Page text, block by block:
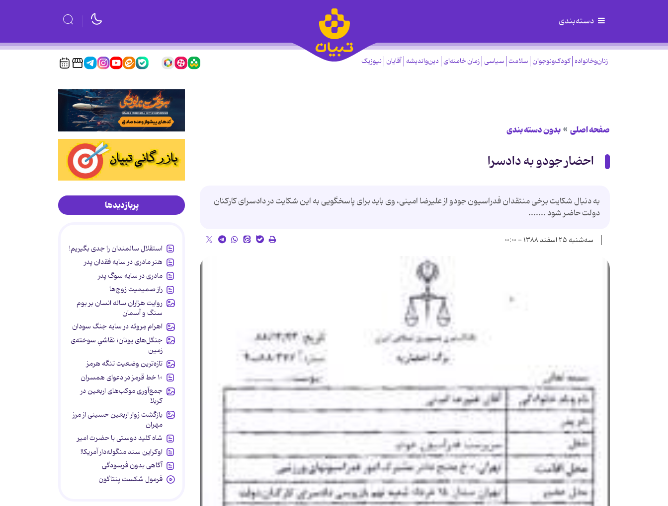
دسته‌بندی
زنان‌وخانواده کودک‌ونوجوان سلامت سیاسی زمان خامنه‌ای دین‌واندیشه آقایان نیوزیک
صفحه اصلی بدون دسته بندی
احضار جودو به دادسرا
به دنبال شکایت برخی منتقدان فدراسیون جودو از علیرضا امینی، وی باید برای پاسخگویی به این شکایت در دادسرای کارکنان
دولت حاضر شود .......
سه‌شنبه ۲۵ اسفند ۱۳۸۸ - ۰۰:۰۰
پربازدیدها
استقلال سالمندان را جدی بگیریم!
هنر مادری در سایه‌ فقدان پدر
مادری در سایه سوگ پدر
راز صمیمیت زوج‌ها
روایت هزاران ساله انسان بر بوم
سنگ و آسمان
اهرام مِروئه در سایه جنگ سودان
جنگل‌های یونان؛ نقاشیِ سوخته‌ی
زمین
تازه‌ترین وضعیت تنگه هرمز
۱۰ خط قرمز در دعوای همسران
جمع‌آوری موکب‌های اربعین در
کربلا
بازگشت زوار اربعین حسینی از مرز
مهران
شاه کلید دوستی با حضرت امیر
اوکراین سند منگوله‌دار آمریکا!
آگاهی بدون فرسودگی
فرمول شکست پنتاگون